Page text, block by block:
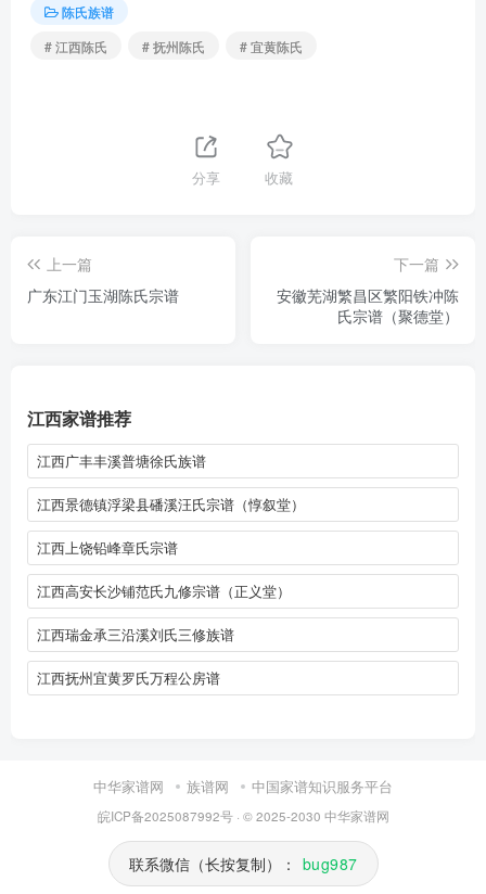
陈氏族谱
# 江西陈氏
# 抚州陈氏 # 宜黄陈氏
分享 收藏
上一篇
广东江门玉湖陈氏宗谱
下一篇
安徽芜湖繁昌区繁阳铁冲陈
氏宗谱（聚德堂）
江西家谱推荐
江西广丰丰溪普塘徐氏族谱
江西景德镇浮梁县磻溪汪氏宗谱（惇叙堂）
江西上饶铅峰章氏宗谱
江西高安长沙铺范氏九修宗谱（正义堂）
江西瑞金承三沿溪刘氏三修族谱
江西抚州宜黄罗氏万程公房谱
中华家谱网 族谱网 中国家谱知识服务平台
皖ICP备2025087992号· © 2025-2030 中华家谱网
联系微信（长按复制）： bug987